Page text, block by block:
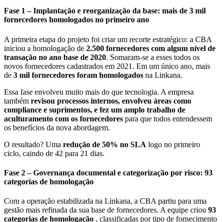
Fase 1 – Implantação e reorganização da base: mais de 3 mil
fornecedores homologados no primeiro ano
A primeira etapa do projeto foi criar um recorte estratégico: a CBA
iniciou a homologação de 2.500 fornecedores com algum nível de
transação no ano base de 2020. Somaram-se a esses todos os
novos fornecedores cadastrados em 2021. Em um único ano, mais
de 3 mil fornecedores foram homologados na Linkana.
Essa fase envolveu muito mais do que tecnologia. A empresa
também revisou processos internos, envolveu áreas como
compliance e suprimentos, e fez um amplo trabalho de
aculturamento com os fornecedores para que todos entendessem
os benefícios da nova abordagem.
O resultado? Uma redução de 50% no SLA logo no primeiro
ciclo, caindo de 42 para 21 dias.
Fase 2 – Governança documental e categorização por risco: 93
categorias de homologação
Com a operação estabilizada na Linkana, a CBA partiu para uma
gestão mais refinada da sua base de fornecedores. A equipe criou 93
categorias de homologação , classificadas por tipo de fornecimento